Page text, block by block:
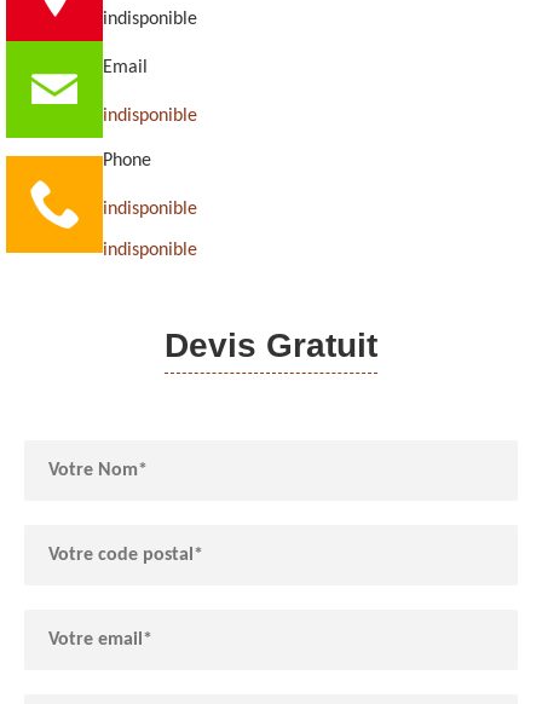
indisponible
Email
indisponible
Phone
indisponible
indisponible
Devis Gratuit